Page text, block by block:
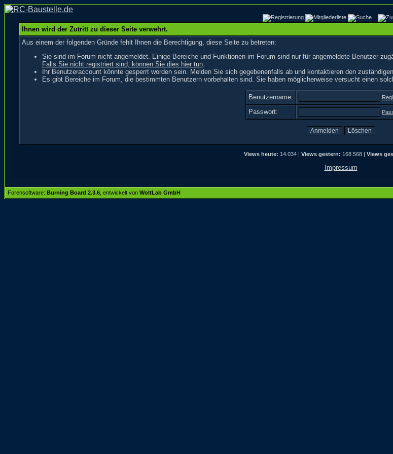
Ihnen wird der Zutritt zu dieser Seite verwehrt.
Aus einem der folgenden Gründe fehlt Ihnen die Berechtigung, diese Seite zu betreten:
Sie sind im Forum nicht angemeldet. Einige Bereiche und Funktionen im Forum sind nur für angemeldete Benutzer
Falls Sie nicht registriert sind, können Sie dies hier tun.
Ihr Benutzeraccount könnte gesperrt worden sein. Melden Sie sich gegebenenfalls ab und kontaktieren den
Es gibt Bereiche im Forum, die bestimmten Benutzern vorbehalten sind. Sie haben möglicherweise versucht einen
Benutzername:
Passwort:
Views heute: 14.034 | Views gestern: 168.568 | Views
Impressum
Forensoftware: Burning Board 2.3.6 , entwickelt von WoltLab GmbH